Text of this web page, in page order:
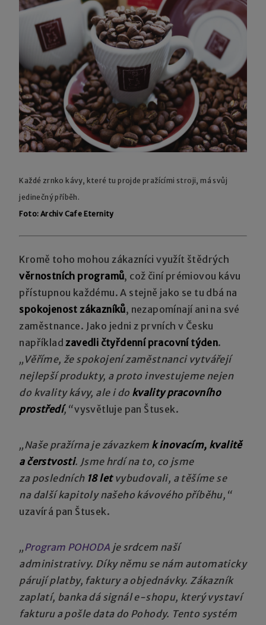
Každé zrnko kávy, které tu projde pražícími stroji, má svůj
jedinečný příběh.
Foto: Archiv Cafe Eternity
Kromě toho mohou zákazníci využít štědrých
věrnostních programů, což činí prémiovou kávu
přístupnou každému. A stejně jako se tu dbá na
spokojenost zákazníků, nezapomínají ani na své
zaměstnance. Jako jedni z prvních v Česku
napříkladzavedli čtyřdenní pracovní týden.
„Věříme, že spokojení zaměstnanci vytvářejí
nejlepší produkty, a proto investujeme nejen
do kvality kávy, ale i do kvality pracovního
prostředí,“vysvětluje pan Štusek.
„Naše pražírna je závazkem k inovacím, kvalitě
a čerstvosti. Jsme hrdí na to, co jsme
za posledních 18 letvybudovali, a těšíme se
na další kapitoly našeho kávového příběhu,“
uzavírá pan Štusek.
„ Program POHODA je srdcem naší
administrativy. Díky němu se nám automaticky
párují platby, faktury a objednávky. Zákazník
zaplatí, banka dá signál e-shopu, který vystaví
fakturu a pošle data do Pohody. Tento systém